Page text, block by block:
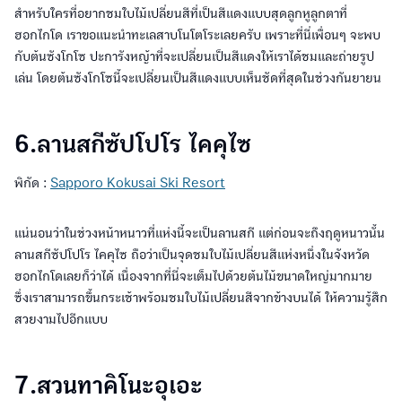
สำหรับใครที่อยากชมใบไม้เปลี่ยนสีที่เป็นสีแดงแบบสุดลูกหูลูกตาที่
ฮอกไกโด เราขอแนะนำทะเลสาบโนโตโระเลยครับ เพราะที่นี่เพื่อนๆ จะพบ
กับต้นซังโกโซ ปะการังหญ้าที่จะเปลี่ยนเป็นสีแดงให้เราได้ชมและถ่ายรูป
เล่น โดยต้นซังโกโซนี้จะเปลี่ยนเป็นสีแดงแบบเห็นชัดที่สุดในช่วงกันยายน
6.ลานสกีซัปโปโร ไคคุไซ
พิกัด : Sapporo Kokusai Ski Resort
แน่นอนว่าในช่วงหน้าหนาวที่แห่งนี้จะเป็นลานสกี แต่ก่อนจะถึงฤดูหนาวนั้น
ลานสกีซัปโปโร ไคคุไซ ถือว่าเป็นจุดชมใบไม้เปลี่ยนสีแห่งหนึ่งในจังหวัด
ฮอกไกโดเลยก็ว่าได้ เนื่องจากที่นี่จะเต็มไปด้วยต้นไม้ขนาดใหญ่มากมาย
ซึ่งเราสามารถขึ้นกระเช้าพร้อมชมใบไม้เปลี่ยนสีจากข้างบนได้ ให้ความรู้สึก
สวยงามไปอีกแบบ
7.สวนทาคิโนะอุเอะ